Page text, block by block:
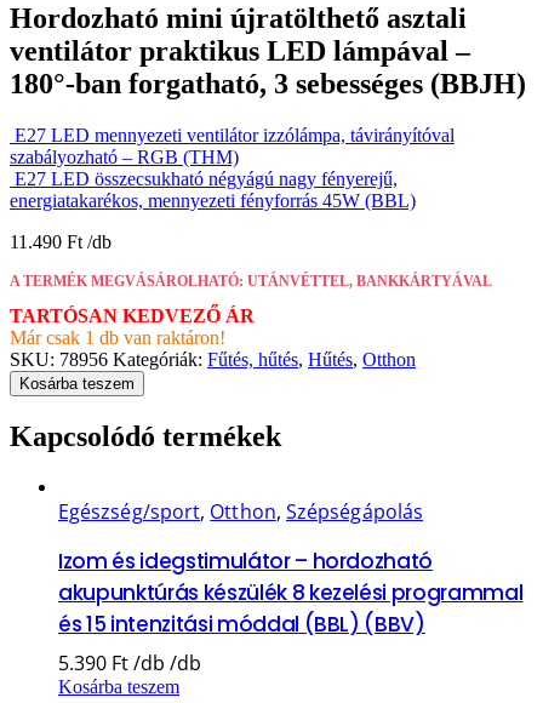
Hordozható mini újratölthető asztali
ventilátor praktikus LED lámpával –
180°-ban forgatható, 3 sebességes (BBJH)
E27 LED mennyezeti ventilátor izzólámpa, távirányítóval
szabályozható – RGB (THM)
E27 LED összecsukható négyágú nagy fényerejű,
energiatakarékos, mennyezeti fényforrás 45W (BBL)
11.490 Ft
A TERMÉK MEGVÁSÁROLHATÓ: UTÁNVÉTTEL, BANKKÁRTYÁVAL
TARTÓSAN KEDVEZŐ ÁR
Már csak 1 db van raktáron!
SKU: 78956 Kategóriák: Fűtés, hűtés, Hűtés, Otthon
Kosárba teszem
Kapcsolódó termékek
Egészség/sport, Otthon, Szépségápolás
Izom és idegstimulátor – hordozható
akupunktúrás készülék 8 kezelési programmal
és 15 intenzitási móddal (BBL) (BBV)
5.390 Ft
Kosárba teszem